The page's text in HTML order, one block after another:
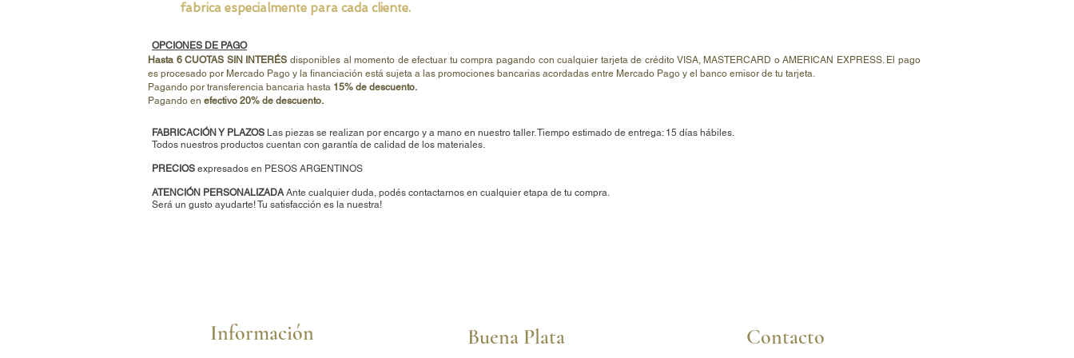
fabrica especialmente para cada cliente.
OPCIONES DE PAGO
Hasta 6 CUOTAS SIN INTERÉS disponibles al momento de efectuar tu compra pagando con cualquier tarjeta de crédito VISA, MASTERCARD o AMERICAN EXPRESS. El pago
es procesado por Mercado Pago y la financiación está sujeta a las promociones bancarias acordadas entre Mercado Pago y el banco emisor de tu tarjeta.
Pagando por transferencia bancaria hasta 15% de descuento.
Pagando en efectivo 20% de descuento.
FABRICACIÓN Y PLAZOS Las piezas se realizan por encargo y a mano en nuestro taller. Tiempo estimado de entrega: 15 días hábiles.
Todos nuestros productos cuentan con garantía de calidad de los materiales.
PRECIOS expresados en PESOS ARGENTINOS
ATENCIÓN PERSONALIZADAAnte cualquier duda, podés contactarnos en cualquier etapa de tu compra.
Será un gusto ayudarte!Tu satisfacción es la nuestra!
Información Buena Plata Contacto